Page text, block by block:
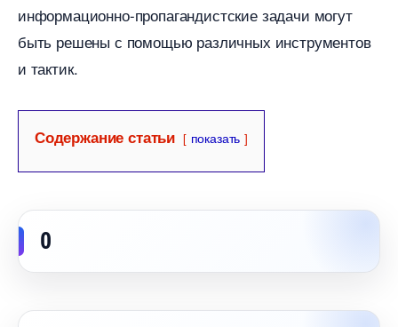
информационно-пропагандистские задачи могут
ыть решены с помощью различных инструменто
и тактик.
Содержание статьи показать
0